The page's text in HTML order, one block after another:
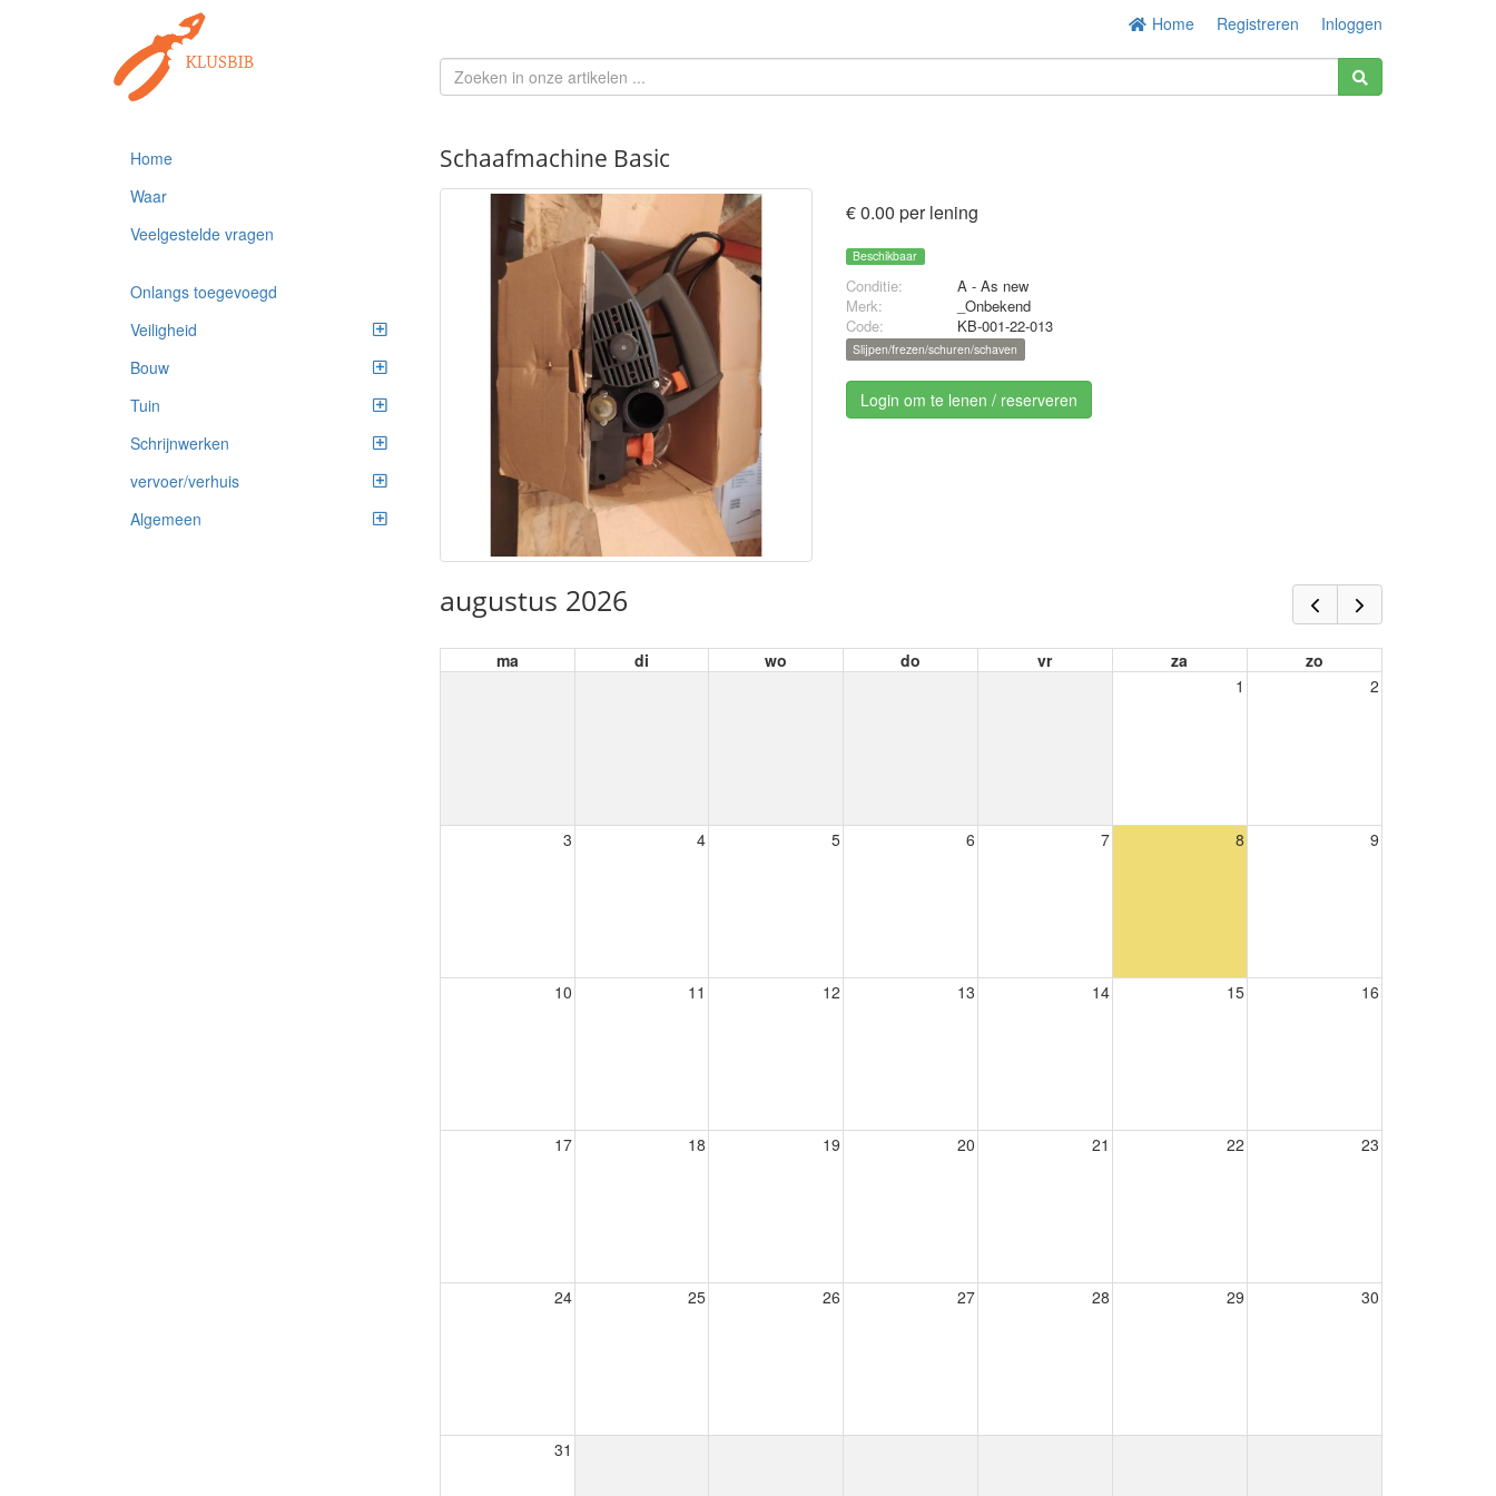
Home Registreren Inloggen
Home
Waar
Veelgestelde vragen
Onlangs toegevoegd
Veiligheid
Bouw
Tuin
Schrijnwerken
vervoer/verhuis
Algemeen
Schaafmachine Basic
€ 0.00 per lening
Beschikbaar
Conditie:
A - As new
Merk:
_Onbekend
Code:
KB-001-22-013
Slijpen/frezen/schuren/schaven
Login om te lenen / reserveren
augustus 2026
ma di wo do vr za
zo
1
2
3 4 5 6 7 8 9
10 11 12 13 14 15 16
17 18 19 20 21 22 23
24 25 26 27 28 29 30
31